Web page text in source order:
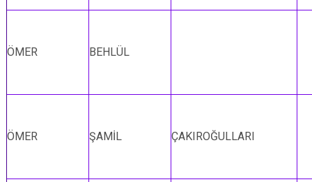
ÖMER BEHLÜL
ÖMER ŞAMİL ÇAKIROĞULLARI